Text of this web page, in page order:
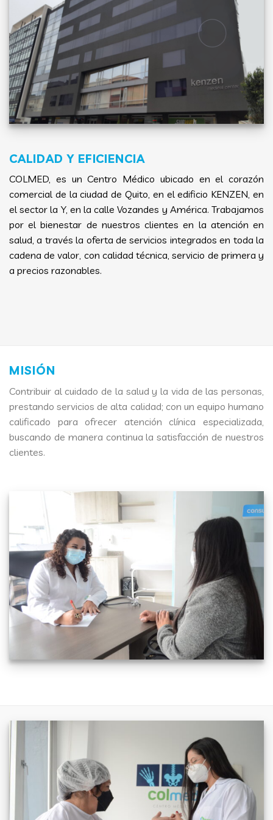
CALIDAD Y EFICIENCIA
COLMED, es un Centro Médico ubicado en el corazón
comercial de la ciudad de Quito, en el edificio KENZEN, en
el sector la Y, en la calle Vozandes y América. Trabajamos
por el bienestar de nuestros clientes en la atención en
salud, a través la oferta de servicios integrados en toda la
cadena de valor, con calidad técnica, servicio de primera y
a precios razonables.
MISIÓN
Contribuir al cuidado de la salud y la vida de las personas,
prestando servicios de alta calidad; con un equipo humano
calificado para ofrecer atención clínica especializada,
buscando de manera continua la satisfacción de nuestros
clientes.